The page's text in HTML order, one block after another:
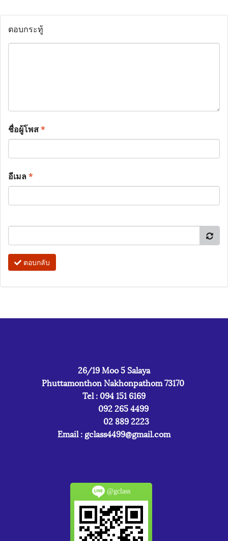
ตอบกระทู้
ชื่อผู้โพส*
อีเมล*
ตอบกลับ
26/19 Moo 5 Salaya
Phuttamonthon Nakhonpathom 73170
Tel : 094 151 6169
092 265 4499
02 889 2223
Email : gclass4499@gmail.com
@gclass